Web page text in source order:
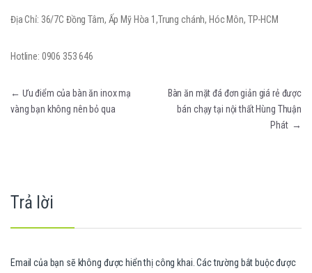
Địa Chỉ: 36/7C Đồng Tâm, Ấp Mỹ Hòa 1,Trung chánh, Hóc Môn, TP-HCM
Hotline: 0906 353 646
Điều hướng bài viết
← Ưu điểm của bàn ăn inox mạ
vàng bạn không nên bỏ qua
Bàn ăn mặt đá đơn giản giá rẻ được
bán chạy tại nội thất Hùng Thuận
Phát →
Trả lời
Email của bạn sẽ không được hiển thị công khai. Các trường bắt buộc được